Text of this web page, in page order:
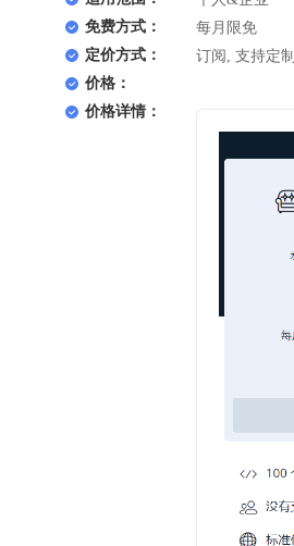
免费方式：
每月限免
定价方式：
订阅, 支持定制
价格：
价格详情：